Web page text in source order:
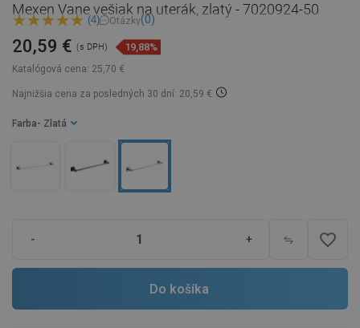
Mexen Vane vešiak na uterák, zlatý - 7020924-50
(4) Otázky(0)
Katalógová cena: 25,70 €
20,59 € (s DPH) 19,88%
Najnižšia cena za posledných 30 dní: 20,59 €
Farba - Zlatá
- + favorite_border
Do košíka